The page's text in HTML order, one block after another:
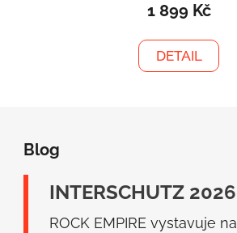
1 899 Kč
DETAIL
Blog
INTERSCHUTZ 2026
ROCK EMPIRE vystavuje na